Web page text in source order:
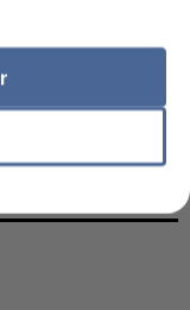
DÉROBÉES À